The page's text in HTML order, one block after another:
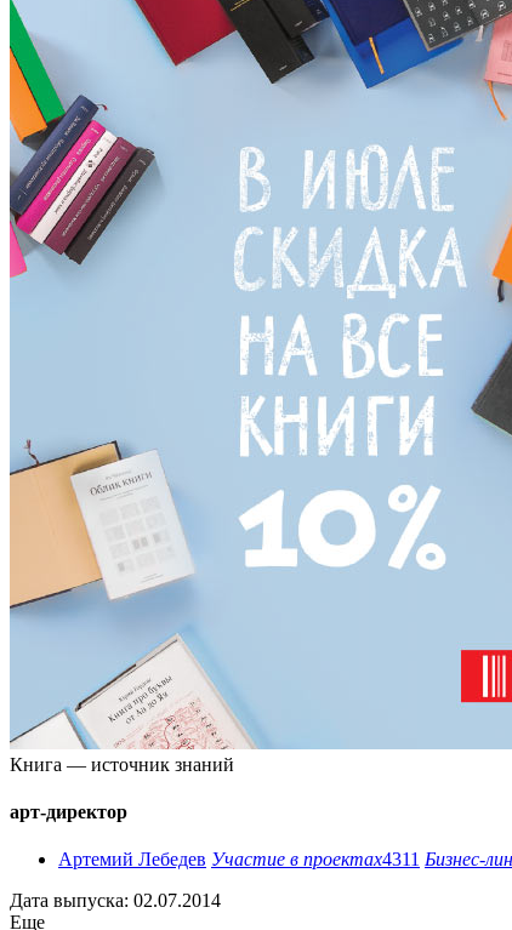
Книга — источник знаний
арт-директор
Артемий Лебедев Участие в проектах4311 Бизнес-
Дата выпуска: 02.07.2014
Еще